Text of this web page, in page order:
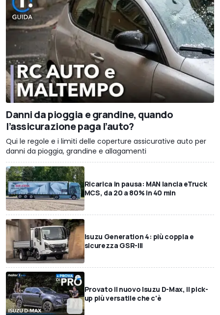
Danni da pioggia e grandine, quando
l’assicurazione paga l’auto?
Qui le regole e i limiti delle coperture assicurative auto per
danni da pioggia, grandine e allagamenti
Ricarica in pausa: MAN lancia eTruck
MCS, da 20 a 80% in 40 min
Isuzu Generation 4: più coppia e
sicurezza GSR-III
Provato il nuovo Isuzu D-Max, il pick-
up più versatile che c'è